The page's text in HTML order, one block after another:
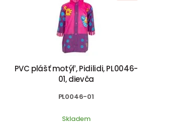
PVC plášť motýľ, Pidilidi, PL0046-
01, dievča
PL0046-01
Skladem